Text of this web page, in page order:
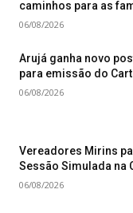
caminhos para as
06/08/2026
Arujá ganha novo
para emissão do
06/08/2026
Vereadores Mirins
Sessão Simulada na
06/08/2026